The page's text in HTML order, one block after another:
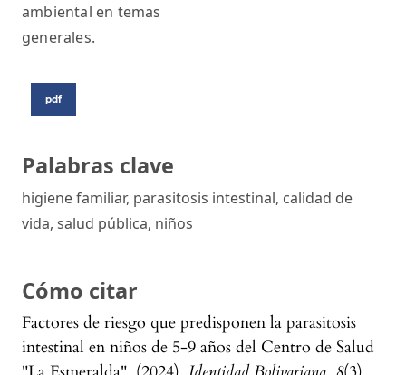
Palabras clave
higiene familiar, parasitosis intestinal, calidad de
vida, salud pública, niños
Cómo citar
Factores de riesgo que predisponen la parasitosis
intestinal en niños de 5-9 años del Centro de Salud
ambiental en temas
generales.
pdf